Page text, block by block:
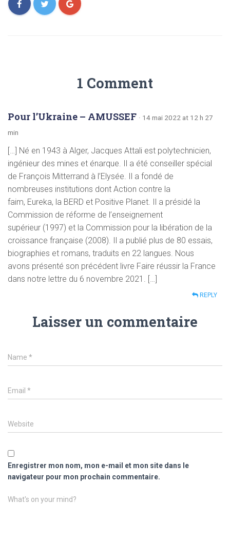
1 Comment
Pour l’Ukraine – AMUSSEF · 14 mai 2022 at 12 h 27
min
[…] Né en 1943 à Alger, Jacques Attali est polytechnicien,
ingénieur des mines et énarque. Il a été conseiller spécial
de François Mitterrand à l’Elysée. Il a fondé de
nombreuses institutions dont Action contre la
faim, Eureka, la BERD et Positive Planet. Il a présidé la
Commission de réforme de l’enseignement
supérieur (1997) et la Commission pour la libération de la
croissance française (2008). Il a publié plus de 80 essais,
biographies et romans, traduits en 22 langues. Nous
avons présenté son précédent livre Faire réussir la France
dans notre lettre du 6 novembre 2021. […]
REPLY
Laisser un commentaire
Name *
Email *
Website
Enregistrer mon nom, mon e-mail et mon site dans le
navigateur pour mon prochain commentaire.
What's on your mind?